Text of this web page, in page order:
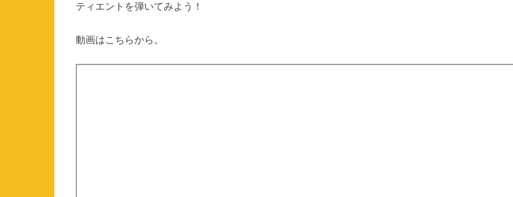
ティエントを弾いてみよう！
動画はこちらから。